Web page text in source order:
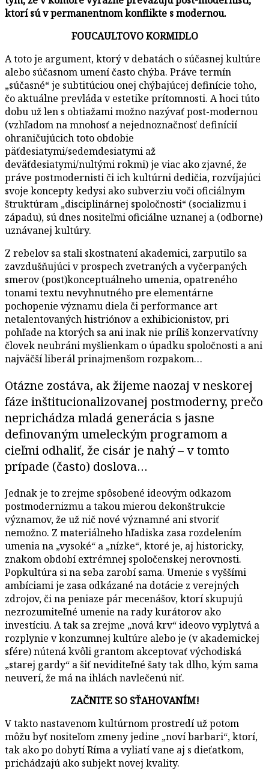
ktorí sú v permanentnom konflikte s modernou.
FOUCAULTOVO KORMIDLO
A toto je argument, ktorý v debatách o súčasnej kultúre
alebo súčasnom umení často chýba. Práve termín
„súčasné“ je subtitúciou onej chýbajúcej definície toho,
čo aktuálne prevláda v estetike prítomnosti. A hoci túto
dobu už len s obtiažami možno nazývať post-modernou
(vzhľadom na mnohosť a nejednoznačnosť definícií
ohraničujúcich toto obdobie
päťdesiatymi/sedemdesiatymi až
deväťdesiatymi/nultými rokmi) je viac ako zjavné, že
práve postmodernisti či ich kultúrni dedičia, rozvíjajúci
svoje koncepty kedysi ako subverziu voči oficiálnym
štruktúram „disciplinárnej spoločnosti“ (socializmu i
západu), sú dnes nositeľmi oficiálne uznanej a (odborne)
uznávanej kultúry.
Z rebelov sa stali skostnatení akademici, zarputilo sa
zavzdušňujúci v prospech zvetraných a vyčerpaných
smerov (post)konceptuálneho umenia, opatreného
tonami textu nevyhnutného pre elementárne
pochopenie významu diela či performance art
netalentovaných histriónov a exhibicionistov, pri
pohľade na ktorých sa ani inak nie príliš konzervatívny
človek neubráni myšlienkam o úpadku spoločnosti a ani
najväčší liberál prinajmenšom rozpakom…
Otázne zostáva, ak žijeme naozaj v neskorej
fáze inštitucionalizovanej postmoderny, prečo
neprichádza mladá generácia s jasne
definovaným umeleckým programom a
cieľmi odhaliť, že cisár je nahý – v tomto
prípade (často) doslova…
Jednak je to zrejme spôsobené ideovým odkazom
postmodernizmu a takou mierou dekonštrukcie
významov, že už nič nové významné ani stvoriť
nemožno. Z materiálneho hľadiska zasa rozdelením
umenia na „vysoké“ a „nízke“, ktoré je, aj historicky,
znakom období extrémnej spoločenskej nerovnosti.
Popkultúra si na seba zarobí sama. Umenie s vyššími
ambíciami je zasa odkázané na dotácie z verejných
zdrojov, či na peniaze pár mecenášov, ktorí skupujú
nezrozumiteľné umenie na rady kurátorov ako
investíciu. A tak sa zrejme „nová krv“ ideovo vyplytvá a
rozplynie v konzumnej kultúre alebo je (v akademickej
sfére) nútená kvôli grantom akceptovať východiská
„starej gardy“ a šiť neviditeľné šaty tak dlho, kým sama
neuverí, že má na ihlách navlečenú niť.
ZAČNITE SO SŤAHOVANÍM!
V takto nastavenom kultúrnom prostredí už potom
môžu byť nositeľom zmeny jedine „noví barbari“, ktorí,
tak ako po dobytí Ríma a vyliatí vane aj s dieťatkom,
prichádzajú ako subjekt novej kvality.